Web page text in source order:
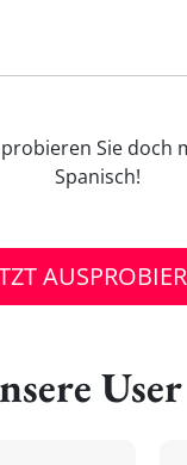
Sie
Spanisch!